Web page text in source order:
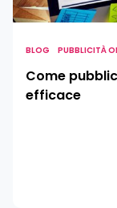
in
maniera
efficace
BLOG PUBBLICITÀ
Come
efficace